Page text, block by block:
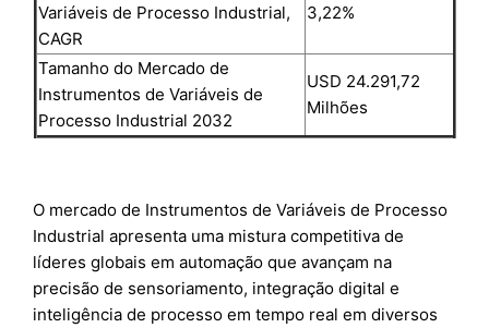
Variáveis de Processo Industrial,
CAGR
3,22%
Tamanho do Mercado de
Instrumentos de Variáveis de
Processo Industrial 2032
USD 24.291,72
Milhões
O mercado de Instrumentos de Variáveis de Processo
Industrial apresenta uma mistura competitiva de
líderes globais em automação que avançam na
precisão de sensoriamento, integração digital e
inteligência de processo em tempo real em diversos